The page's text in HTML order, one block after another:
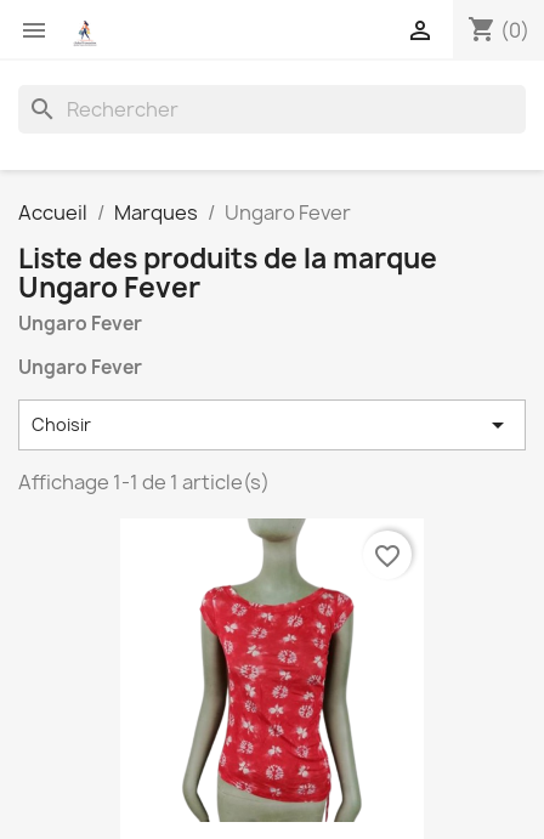
 shopping_cart (0)

search
Accueil Marques Ungaro Fever
Liste des produits de la marque
Ungaro Fever
Ungaro Fever
Ungaro Fever
Choisir 
Affichage 1-1 de 1 article(s)
favorite_border